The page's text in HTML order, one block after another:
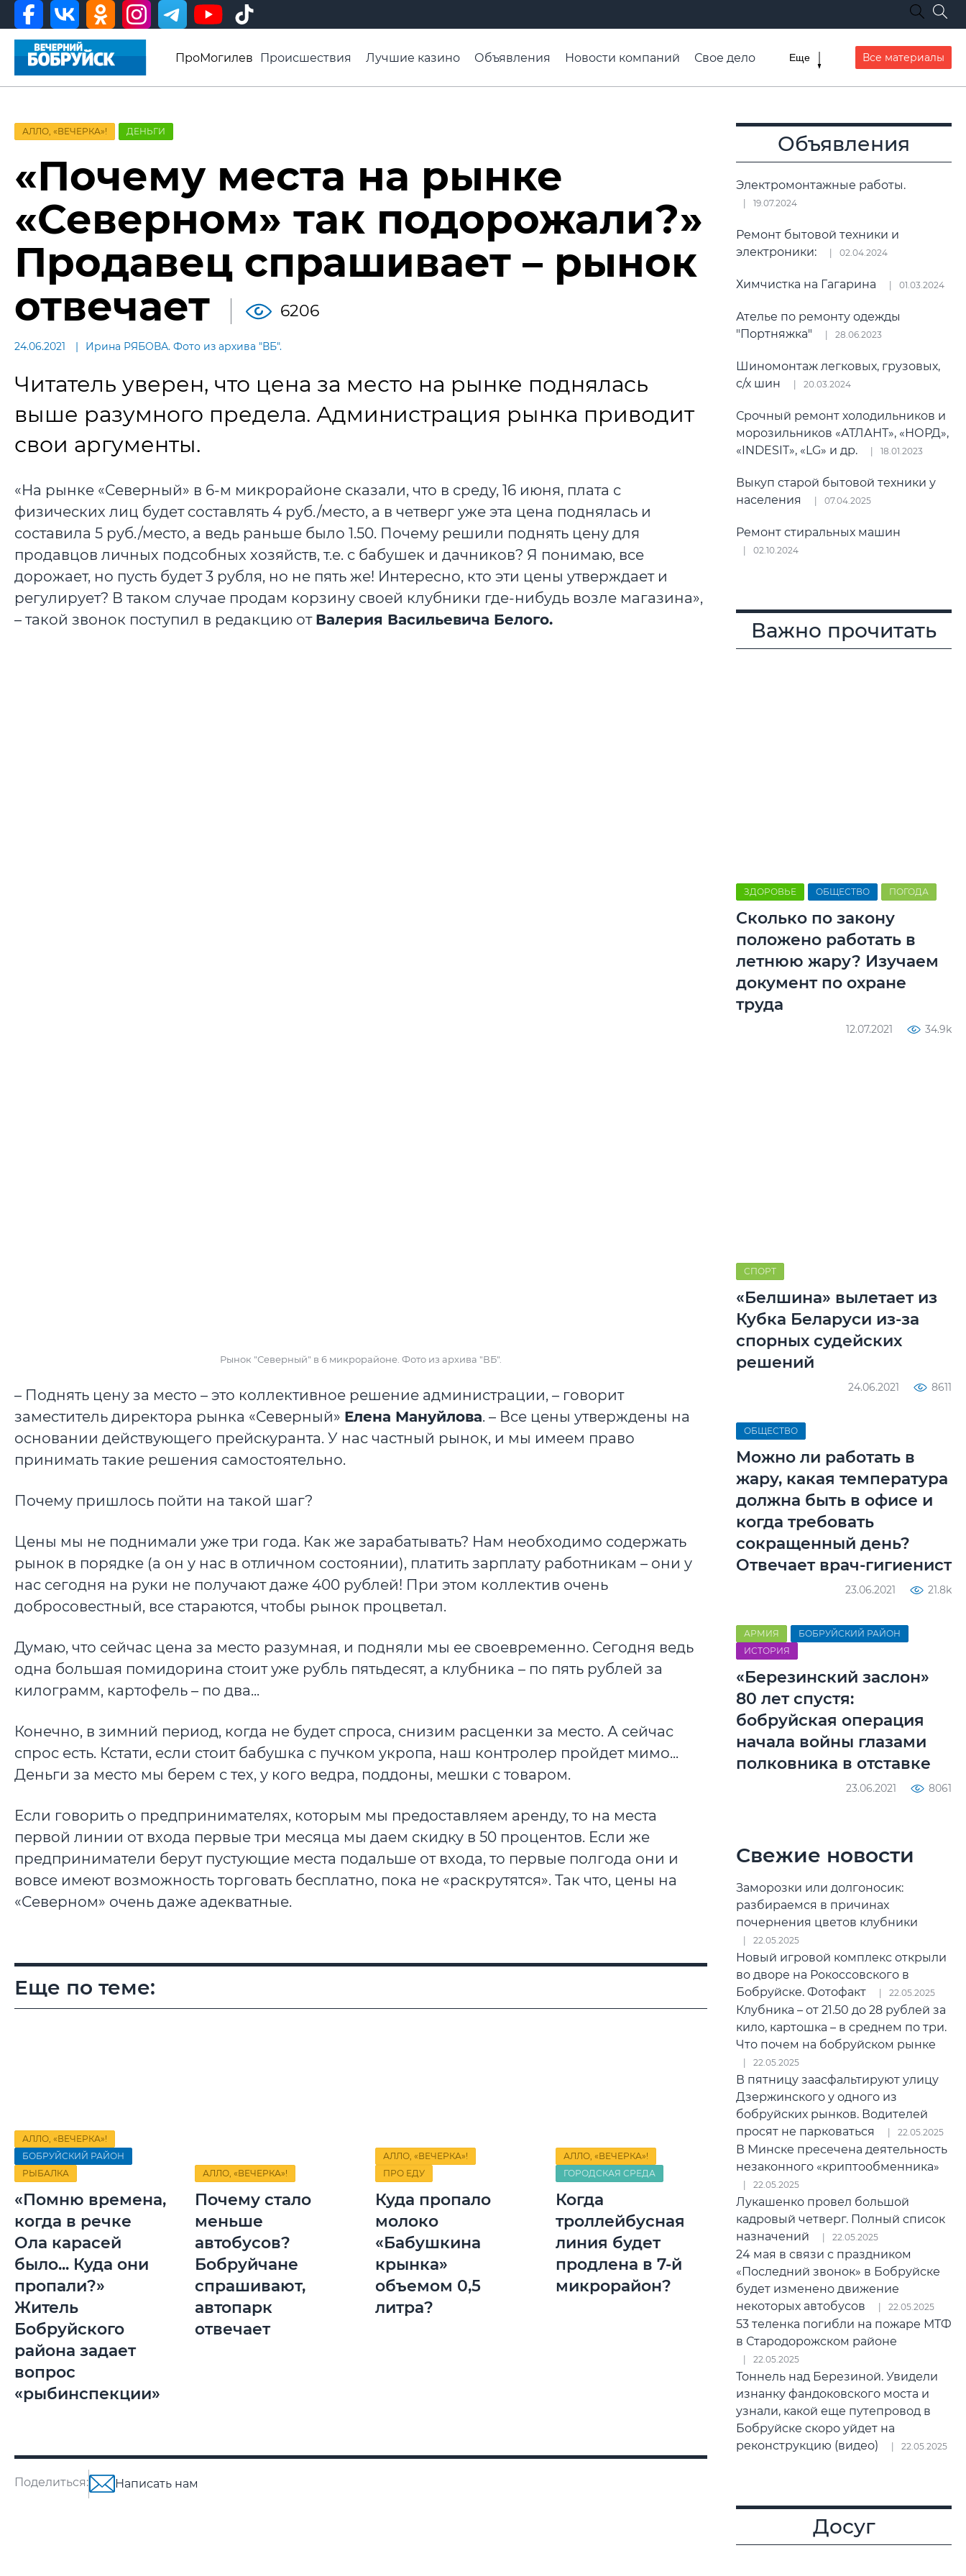
ПроМогилев Происшествия Лучшие казино Объявления Новости компаний
Свое дело
Видео ВБ
Еще Все материалы
АЛЛО, «ВЕЧЕРКА»! ДЕНЬГИ
«Почему места на рынке
«Северном» так подорожали?»
Продавец спрашивает – рынок
отвечает
6206
24.06.2021 Ирина РЯБОВА. Фото из архива "ВБ".
Читатель уверен, что цена за место на рынке поднялась
выше разумного предела. Администрация рынка приводит
свои аргументы.
«На рынке «Северный» в 6-м микрорайоне сказали, что в среду, 16 июня, плата с
физических лиц будет составлять 4 руб./место, а в четверг уже эта цена поднялась и
составила 5 руб./место, а ведь раньше было 1.50. Почему решили поднять цену для
продавцов личных подсобных хозяйств, т.е. с бабушек и дачников? Я понимаю, все
дорожает, но пусть будет 3 рубля, но не пять же! Интересно, кто эти цены утверждает и
регулирует? В таком случае продам корзину своей клубники где-нибудь возле магазина»,
– такой звонок поступил в редакцию от Валерия Васильевича Белого.
Рынок "Северный" в 6 микрорайоне. Фото из архива "ВБ".
– Поднять цену за место – это коллективное решение администрации, – говорит
заместитель директора рынка «Северный» Елена Мануйлова. – Все цены утверждены на
основании действующего прейскуранта. У нас частный рынок, и мы имеем право
принимать такие решения самостоятельно.
Почему пришлось пойти на такой шаг?
Цены мы не поднимали уже три года. Как же зарабатывать? Нам необходимо содержать
рынок в порядке (а он у нас в отличном состоянии), платить зарплату работникам – они у
нас сегодня на руки не получают даже 400 рублей! При этом коллектив очень
добросовестный, все стараются, чтобы рынок процветал.
Думаю, что сейчас цена за место разумная, и подняли мы ее своевременно. Сегодня ведь
одна большая помидорина стоит уже рубль пятьдесят, а клубника – по пять рублей за
килограмм, картофель – по два...
Конечно, в зимний период, когда не будет спроса, снизим расценки за место. А сейчас
спрос есть. Кстати, если стоит бабушка с пучком укропа, наш контролер пройдет мимо...
Деньги за место мы берем с тех, у кого ведра, поддоны, мешки с товаром.
Если говорить о предпринимателях, которым мы предоставляем аренду, то на места
первой линии от входа первые три месяца мы даем скидку в 50 процентов. Если же
предприниматели берут пустующие места подальше от входа, то первые полгода они и
вовсе имеют возможность торговать бесплатно, пока не «раскрутятся». Так что, цены на
«Северном» очень даже адекватные.
Еще по теме:
АЛЛО, «ВЕЧЕРКА»!
БОБРУЙСКИЙ РАЙОН
РЫБАЛКА
«Помню времена,
когда в речке
Ола карасей
было... Куда они
пропали?»
Житель
Бобруйского
района задает
вопрос
«рыбинспекции»
АЛЛО, «ВЕЧЕРКА»!
Почему стало
меньше
автобусов?
Бобруйчане
спрашивают,
автопарк
отвечает
АЛЛО, «ВЕЧЕРКА»!
ПРО ЕДУ
Куда пропало
молоко
«Бабушкина
крынка»
объемом 0,5
литра?
АЛЛО, «ВЕЧЕРКА»!
ГОРОДСКАЯ СРЕДА
Когда
троллейбусная
линия будет
продлена в 7-й
микрорайон?
Поделиться: Написать нам
Объявления
Электромонтажные работы.
19.07.2024
Ремонт бытовой техники и
электроники:
02.04.2024
Химчистка на Гагарина 01.03.2024
Ателье по ремонту одежды
"Портняжка"
28.06.2023
Шиномонтаж легковых, грузовых,
с/х шин
20.03.2024
Срочный ремонт холодильников и
морозильников «АТЛАНТ», «НОРД»,
«INDESIT», «LG» и др.
18.01.2023
Выкуп старой бытовой техники у
населения
07.04.2025
Ремонт стиральных машин
02.10.2024
Важно прочитать
ЗДОРОВЬЕ ОБЩЕСТВО ПОГОДА
Сколько по закону
положено работать в
летнюю жару? Изучаем
документ по охране
труда
12.07.2021 34.9k
СПОРТ
«Белшина» вылетает из
Кубка Беларуси из-за
спорных судейских
решений
24.06.2021 8611
ОБЩЕСТВО
Можно ли работать в
жару, какая температура
должна быть в офисе и
когда требовать
сокращенный день?
Отвечает врач-гигиенист
23.06.2021 21.8k
АРМИЯ
БОБРУЙСКИЙ РАЙОН
ИСТОРИЯ
«Березинский заслон»
80 лет спустя:
бобруйская операция
начала войны глазами
полковника в отставке
23.06.2021 8061
Свежие новости
Заморозки или долгоносик:
разбираемся в причинах
почернения цветов клубники
22.05.2025
Новый игровой комплекс открыли
во дворе на Рокоссовского в
Бобруйске. Фотофакт
22.05.2025
Клубника – от 21.50 до 28 рублей за
кило, картошка – в среднем по три.
Что почем на бобруйском рынке
22.05.2025
В пятницу заасфальтируют улицу
Дзержинского у одного из
бобруйских рынков. Водителей
просят не парковаться
22.05.2025
В Минске пресечена деятельность
незаконного «криптообменника»
22.05.2025
Лукашенко провел большой
кадровый четверг. Полный список
назначений
22.05.2025
24 мая в связи с праздником
«Последний звонок» в Бобруйске
будет изменено движение
некоторых автобусов
22.05.2025
53 теленка погибли на пожаре МТФ
в Стародорожском районе
22.05.2025
Тоннель над Березиной. Увидели
изнанку фандоковского моста и
узнали, какой еще путепровод в
Бобруйске скоро уйдет на
реконструкцию (видео)
22.05.2025
Досуг